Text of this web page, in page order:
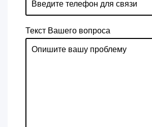
Текст Вашего вопроса